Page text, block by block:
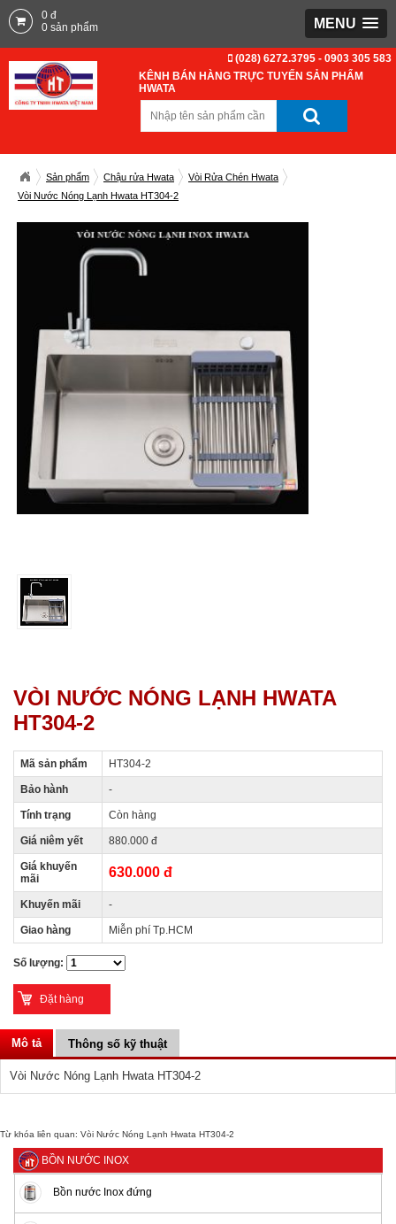
MENU
0 đ
0 sản phẩm
KÊNH BÁN HÀNG TRỰC TUYẾN SẢN PHẨM
HWATA
(028) 6272.3795 - 0903 305 583
Sản phẩm Chậu rửa Hwata
Vòi Rửa Chén Hwata
Vòi Nước Nóng Lạnh Hwata HT304-2
VÒI NƯỚC NÓNG LẠNH HWATA
HT304-2
Mã sản phẩm HT304-2
Bảo hành -
Tính trạng Còn hàng
Giá niêm yết 880.000 đ
Giá khuyến
mãi
630.000 đ
Khuyến mãi -
Giao hàng Miễn phí Tp.HCM
Số lượng:
Mô tả Thông số kỹ thuật
Vòi Nước Nóng Lạnh Hwata HT304-2
Từ khóa liên quan: Vòi Nước Nóng Lạnh Hwata HT304-2
BỒN NƯỚC INOX
Bồn nước Inox đứng